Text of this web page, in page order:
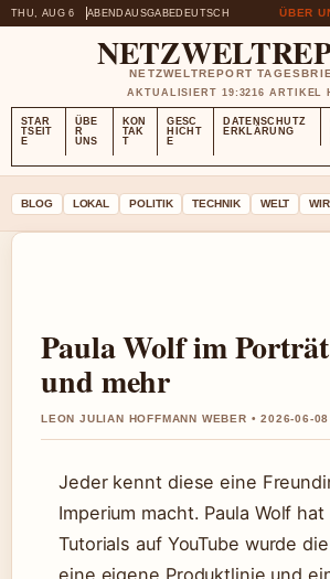
THU, AUG 6 ABENDAUSGABEDEUTSCH ÜBER
NETZWELTREPORT
AKTUALISIERT 19:3216 ARTIKEL
STAR
TSEIT
E
ÜBE
R
UNS
KON
TAK
T
GESC
HICHT
E
DATENSCHUTZ
ERKLÄRUNG
BLOG LOKAL POLITIK TECHNIK WELT
Paula Wolf im
und mehr
LEON JULIAN HOFFMANN WEBER • 2026-06-
Jeder kennt diese eine
Imperium macht. Paula Wolf
Tutorials auf YouTube wurde
eine eigene Produktlinie und